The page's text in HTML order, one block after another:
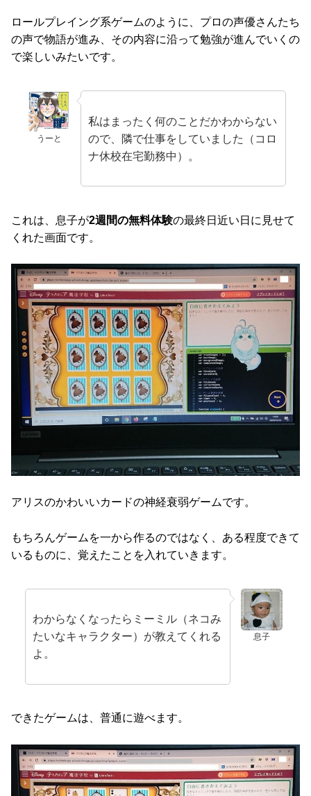
ロールプレイング系ゲームのように、プロの声優さんたち
の声で物語が進み、その内容に沿って勉強が進んでいくの
で楽しいみたいです。
うーと
私はまったく何のことだかわからない
ので、隣で仕事をしていました（コロ
ナ休校在宅勤務中）。
これは、息子が2週間の無料体験の最終日近い日に見せて
くれた画面です。
アリスのかわいいカードの神経衰弱ゲームです。
もちろんゲームを一から作るのではなく、ある程度できて
いるものに、覚えたことを入れていきます。
息子
わからなくなったらミーミル（ネコみ
たいなキャラクター）が教えてくれる
よ。
できたゲームは、普通に遊べます。